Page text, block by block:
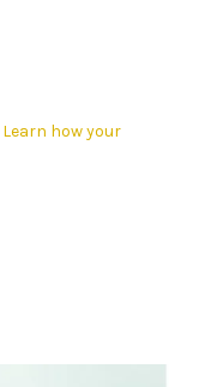
Learn how your